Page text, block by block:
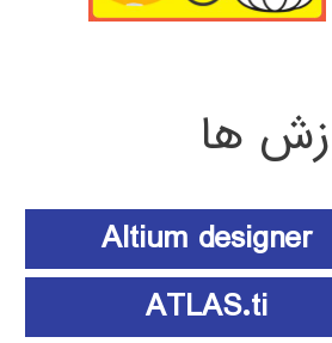
ها
Altium designer
ATLAS.ti